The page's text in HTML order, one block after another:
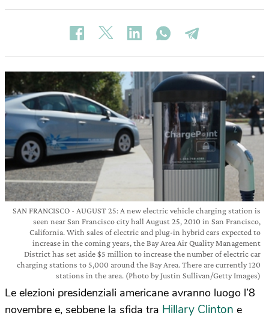
SAN FRANCISCO - AUGUST 25: A new electric vehicle charging station is
seen near San Francisco city hall August 25, 2010 in San Francisco,
California. With sales of electric and plug-in hybrid cars expected to
increase in the coming years, the Bay Area Air Quality Management
District has set aside $5 million to increase the number of electric car
charging stations to 5,000 around the Bay Area. There are currently 120
stations in the area. (Photo by Justin Sullivan/Getty Images)
Le elezioni presidenziali americane avranno luogo l’8
novembre e, sebbene la sfida tra Hillary Clinton e